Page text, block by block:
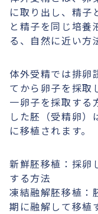
に取り出し、精子
と精子を同じ培養
る、自然に近い方
体外受精では排卵
てから卵子を採取
一卵子を採取する
した胚（受精卵）
に移植されます。
新鮮胚移植：採卵
する方法
凍結融解胚移植：
期に融解して移植